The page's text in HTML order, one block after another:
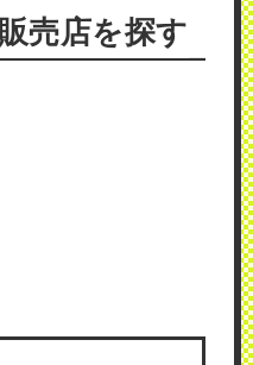
売店を探す